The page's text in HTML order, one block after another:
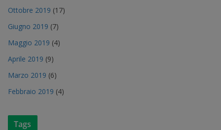
Ottobre 2019 (17)
Giugno 2019 (7)
Maggio 2019 (4)
Aprile 2019 (9)
Marzo 2019 (6)
Febbraio 2019 (4)
Tags